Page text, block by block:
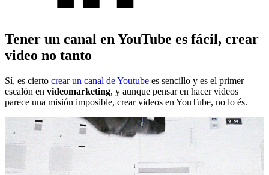
Tener un canal en YouTube es fácil, crear
video no tanto
Sí, es cierto crear un canal de Youtube es sencillo y es el primer
escalón en videomarketing, y aunque pensar en hacer videos
parece una misión imposible, crear videos en YouTube, no lo és.